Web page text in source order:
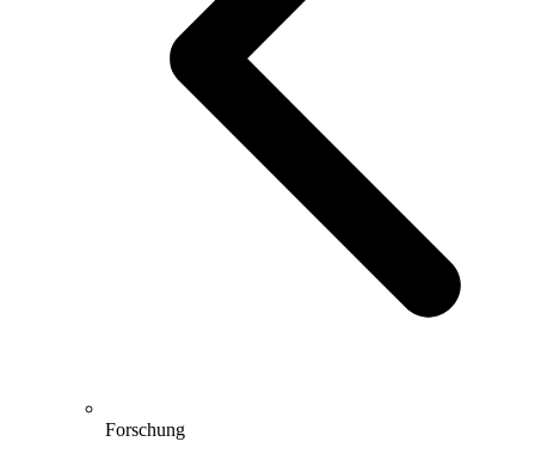
Forschung